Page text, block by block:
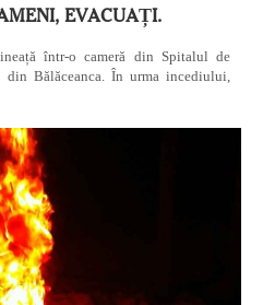
EVACUAȚI.
într-o cameră din Spitalul de
din Bălăceanca. În urma incediului,